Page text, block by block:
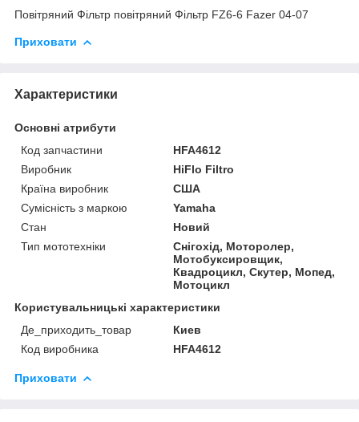
Повітряний Фільтр повітряний Фільтр FZ6-6 Fazer 04-07
Приховати
Характеристики
Основні атрибути
Код запчастини
HFA4612
Виробник
HiFlo Filtro
Країна виробник
США
Сумісність з маркою
Yamaha
Стан
Новий
Тип мототехніки
Снігохід, Моторолер,
Мотобуксировщик,
Квадроцикл, Скутер, Мопед,
Мотоцикл
Користувальницькі характеристики
Де_приходить_товар
Киев
Код виробника
HFA4612
Приховати